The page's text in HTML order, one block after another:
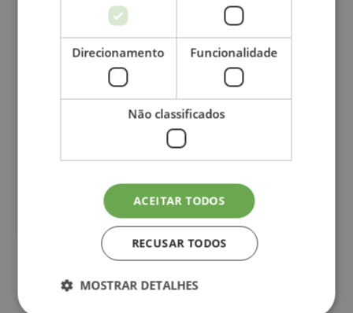
Desinformação & redes sociais? Veja o
que este estudo diz!
Principais conclusões sobre a desinformação em saúde nas
redes sociais e como evitá-la.
Crianças Adolescentes
Curiosidades
Direcionamento Funcionalidade
Não classificados
ACEITAR TODOS
RECUSAR TODOS
MOSTRAR DETALHES